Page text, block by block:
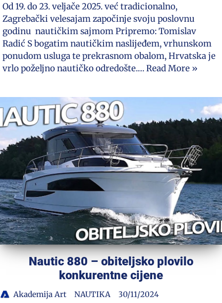
Od 19. do 23. veljače 2025. već tradicionalno,
Zagrebački velesajam započinje svoju poslovnu
godinu nautičkim sajmom Pripremo: Tomislav
Radić S bogatim nautičkim naslijeđem, vrhunskom
ponudom usluga te prekrasnom obalom, Hrvatska je
vrlo poželjno nautičko odredošte.…Read More »
Nautic 880 – obiteljsko plovilo
konkurentne cijene
Akademija Art NAUTIKA 30/11/2024